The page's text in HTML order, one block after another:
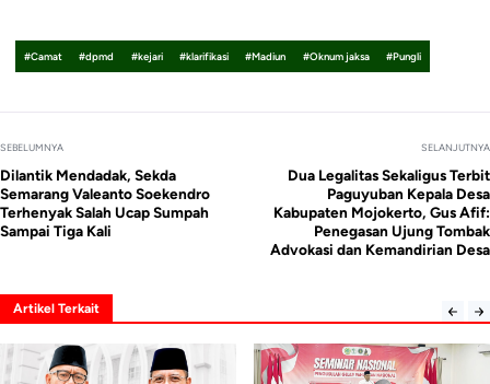
#Camat #dpmd #kejari #klarifikasi #Madiun #Oknum jaksa #Pungli
SEBELUMNYA
Dilantik Mendadak, Sekda
Semarang Valeanto Soekendro
Terhenyak Salah Ucap Sumpah
Sampai Tiga Kali
SELANJUTNYA
Dua Legalitas Sekaligus Terbit
Paguyuban Kepala Desa
Kabupaten Mojokerto, Gus Afif:
Penegasan Ujung Tombak
Advokasi dan Kemandirian Desa
Artikel Terkait